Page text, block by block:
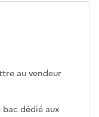
au vendeur
bac dédié aux